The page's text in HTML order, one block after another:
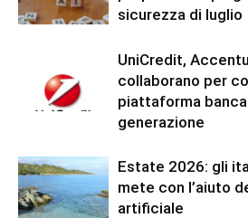
sicurezza di luglio
UniCredit,
collaborano per
piattaforma
generazione
Estate 2026: gli
mete con l’aiuto
artificiale